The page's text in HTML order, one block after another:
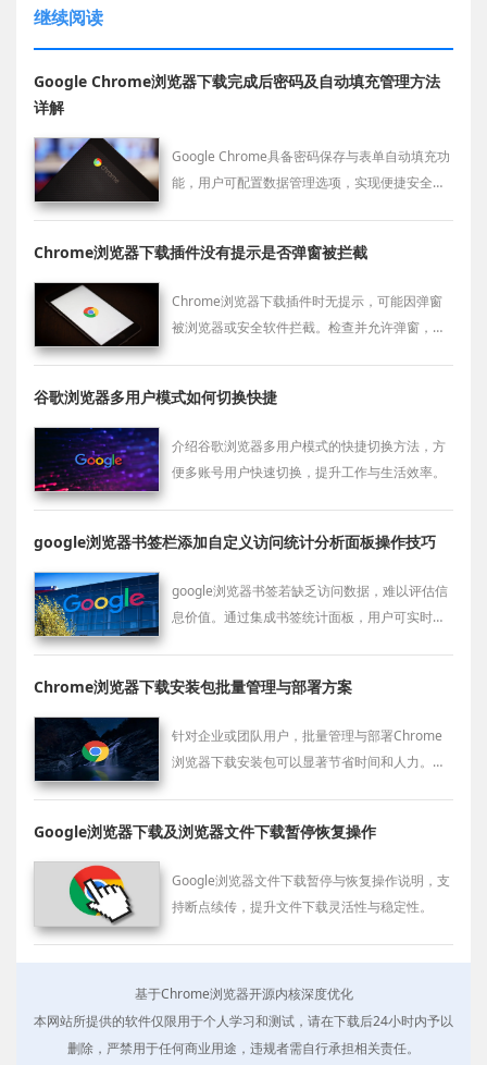
继续阅读
Google Chrome浏览器下载完成后密码及自动填充管理方法
详解
Google Chrome具备密码保存与表单自动填充功
能，用户可配置数据管理选项，实现便捷安全的
Chrome浏览器下载插件没有提示是否弹窗被拦截
Chrome浏览器下载插件时无提示，可能因弹窗
被浏览器或安全软件拦截。检查并允许弹窗，确
谷歌浏览器多用户模式如何切换快捷
介绍谷歌浏览器多用户模式的快捷切换方法，方
便多账号用户快速切换，提升工作与生活效率。
google浏览器书签栏添加自定义访问统计分析面板操作技巧
google浏览器书签若缺乏访问数据，难以评估信
息价值。通过集成书签统计面板，用户可实时监
Chrome浏览器下载安装包批量管理与部署方案
针对企业或团队用户，批量管理与部署Chrome
浏览器下载安装包可以显著节省时间和人力。本
Google浏览器下载及浏览器文件下载暂停恢复操作
Google浏览器文件下载暂停与恢复操作说明，支
持断点续传，提升文件下载灵活性与稳定性。
基于Chrome浏览器开源内核深度优化
本网站所提供的软件仅限用于个人学习和测试，请在下载后24小时内予以
删除，严禁用于任何商业用途，违规者需自行承担相关责任。